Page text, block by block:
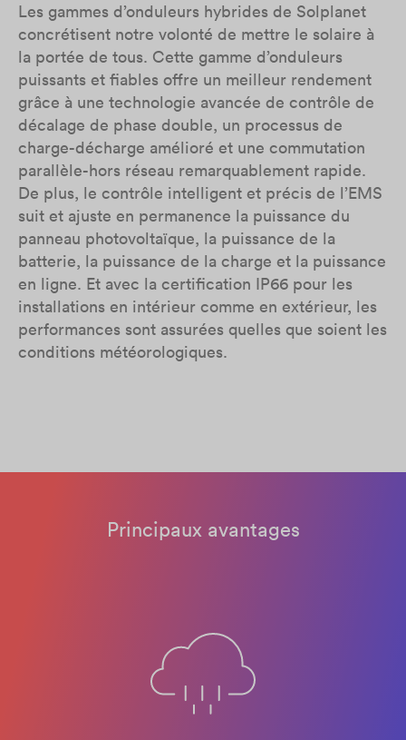
Les gammes d’onduleurs hybrides de Solplanet
concrétisent notre volonté de mettre le solaire à
la portée de tous. Cette gamme d’onduleurs
puissants et fiables offre un meilleur rendement
grâce à une technologie avancée de contrôle de
décalage de phase double, un processus de
charge-décharge amélioré et une commutation
parallèle-hors réseau remarquablement rapide.
De plus, le contrôle intelligent et précis de l’EMS
suit et ajuste en permanence la puissance du
panneau photovoltaïque, la puissance de la
batterie, la puissance de la charge et la puissance
en ligne. Et avec la certification IP66 pour les
installations en intérieur comme en extérieur, les
performances sont assurées quelles que soient les
conditions météorologiques.​
Principaux avantages